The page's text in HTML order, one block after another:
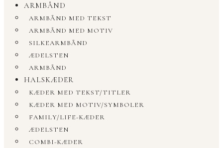
ARMBÅND
ARMBÅND MED TEKST
ARMBÅND MED MOTIV
SILKEARMBÅND
ÆDELSTEN
ARMBÅND
HALSKÆDER
KÆDER MED TEKST/TITLER
KÆDER MED MOTIV/SYMBOLER
FAMILY/LIFE-KÆDER
ÆDELSTEN
COMBI-KÆDER